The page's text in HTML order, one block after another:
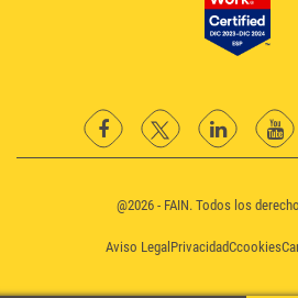
facebooktwitter Linkedin
@2026 - FAIN. Todos los
Aviso Legal PrivacidadCcookies